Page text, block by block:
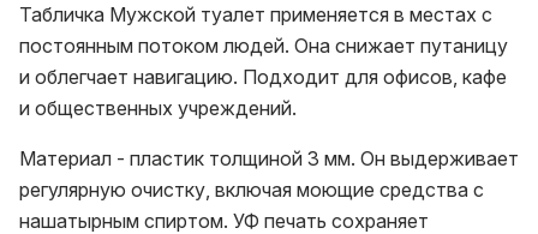
Табличка Мужской туалет применяется в местах с
постоянным потоком людей. Она снижает путаницу
и облегчает навигацию. Подходит для офисов, кафе
и общественных учреждений.
Материал - пластик толщиной 3 мм. Он выдерживает
регулярную очистку, включая моющие средства с
нашатырным спиртом. УФ печать сохраняет